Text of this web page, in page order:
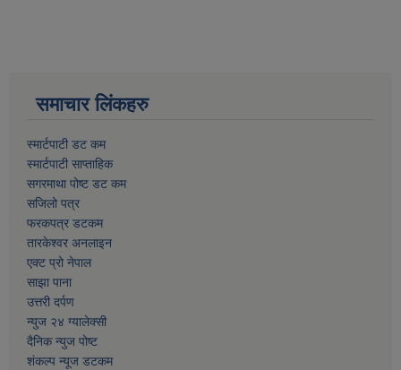
समाचार लिंकहरु
स्मार्टपाटी डट कम
स्मार्टपाटी साप्ताहिक
सगरमाथा पोष्ट डट कम
सजिलो पत्र
फरकपत्र डटकम
तारकेश्वर अनलाइन
एक्ट प्रो नेपाल
साझा पाना
उत्तरी दर्पण
न्युज २४ ग्यालेक्सी
दैनिक न्युज पोष्ट
शंकल्प न्यूज डटकम